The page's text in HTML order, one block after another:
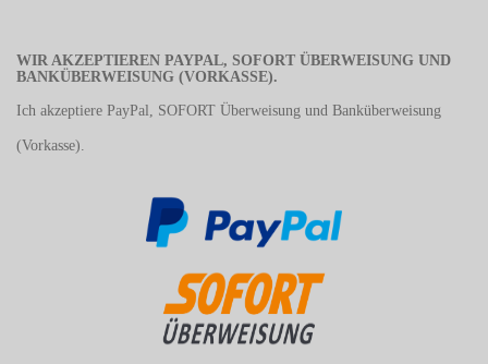
WIR AKZEPTIEREN PAYPAL, SOFORT ÜBERWEISUNG UND
BANKÜBERWEISUNG (VORKASSE).
Ich akzeptiere PayPal, SOFORT Überweisung und Banküberweisung
(Vorkasse).